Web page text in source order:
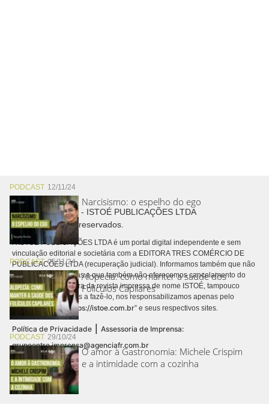
PODCAST 12/11/24
Narcisismo: o espelho do ego
PODCAST05/11/24
Alopecia: como manter a saúde dos
Folículos Capilares
PODCAST 29/10/24
O amor à Gastronomia: Michele Crispim
e a intimidade com a cozinha
Copyright © 2026 - ISTOÉ PUBLICAÇÕES LTDA
Todos os direitos reservados.
A ISTOÉ PUBLICAÇÕES LTDA é um portal digital independente e sem
vinculação editorial e societária com a EDITORA TRES COMÉRCIO DE
PUBLICACÕES LTDA (recuperação judicial). Informamos também que não
realizamos cobranças e que também não oferecemos cancelamento do
contrato de assinatura da revista impressa de nome ISTOÉ, tampouco
autorizamos terceiros a fazê-lo, nos responsabilizamos apenas pelo
conteúdo digital “https://istoe.com.br” e seus respectivos sites.
Política de Privacidade | Assessoria de Imprensa:
grupoentre.imprensa@agenciafr.com.br